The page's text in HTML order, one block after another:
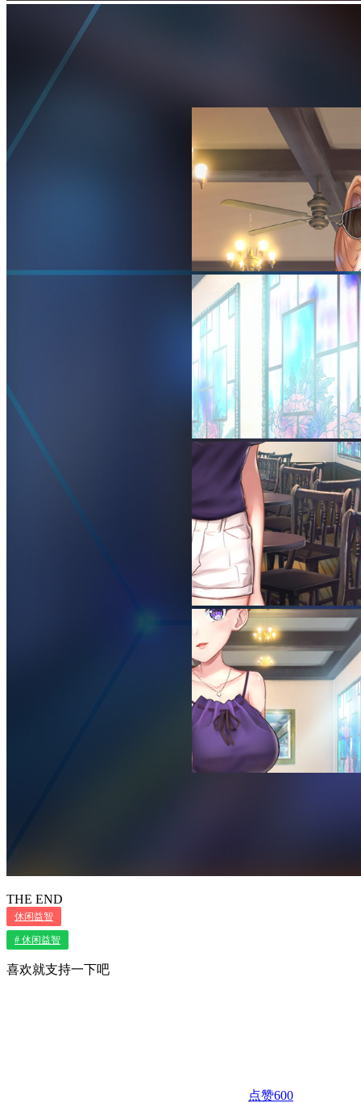
THE END
休闲益智
# 休闲益智
喜欢就支持一下吧
点赞600